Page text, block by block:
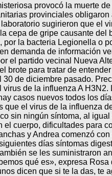
provocó la muerte
provinciales
sugirieron que el
cepa de gripe causante
la bacteria Legionella o
demanda de información
el partido vecinal Nueva
brote para tratar de
30 de diciembre pasado.
de la influenza A
casos nuevos todos los
que el virus de la influenza
sin ningún síntoma, al
el cuerpo, dificultades para
y Andrea comenzó
días síntomas
se les suministraron
qué es», expresa
dicen que si te la das, te